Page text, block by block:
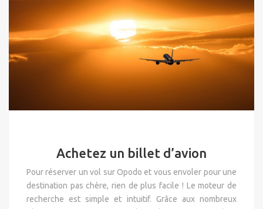
Achetez un billet d’avion
Pour réserver un vol sur Opodo et vous envoler pour une
destination pas chère, rien de plus facile ! Le moteur de
recherche est simple et intuitif. Grâce aux nombreux